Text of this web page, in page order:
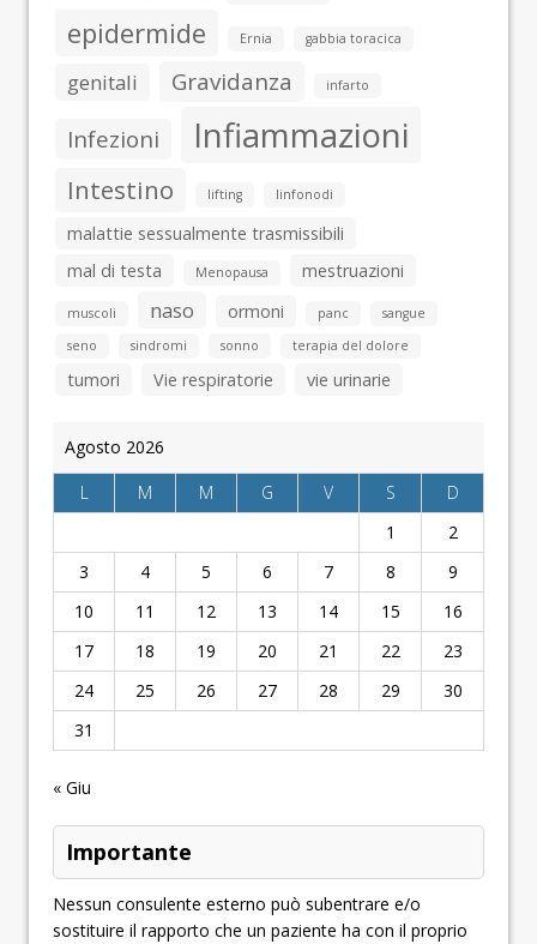
epidermide Ernia gabbia toracica
genitali Gravidanza infarto
Infezioni Infiammazioni
Intestino lifting linfonodi
malattie sessualmente trasmissibili
mal di testa
Menopausa mestruazioni
muscoli naso ormoni panc
sangue
seno
sindromi sonno terapia del dolore
tumori Vie respiratorie vie urinarie
Agosto 2026
L
M M G V S
D
1
2
3
4 5 6 7 8
9
10
11 12 13 14 15
16
17
18 19 20 21 22
23
24
25 26 27 28 29
30
31
« Giu
Importante
Nessun consulente esterno può subentrare e/o
sostituire il rapporto che un paziente ha con il proprio